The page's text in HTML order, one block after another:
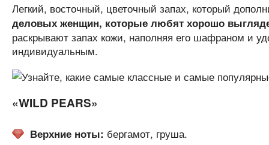
Легкий, восточный, цветочный запах, который
деловых женщин, которые любят хорошо
раскрывают запах кожи, наполняя его шафраном и
индивидуальным.
«WILD PEARS»
Верхние ноты: бергамот, груша.